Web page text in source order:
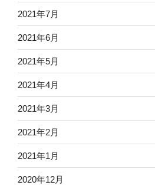
2021年7月
2021年6月
2021年5月
2021年4月
2021年3月
2021年2月
2021年1月
2020年12月